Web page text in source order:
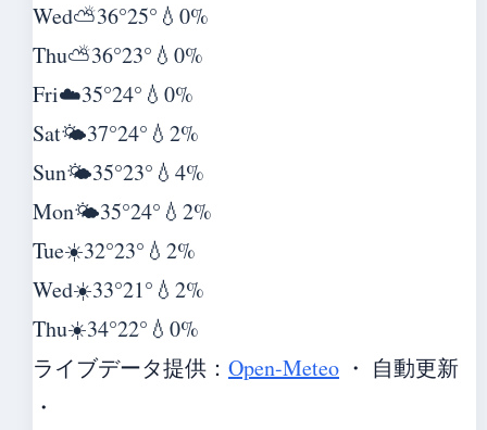
Wed⛅36°25° 💧0%
Thu⛅36°23° 💧0%
Fri☁️35°24° 💧0%
Sat🌤️37°24° 💧2%
Sun🌤️35°23° 💧4%
Mon🌤️35°24° 💧2%
Tue☀️32°23° 💧2%
Wed☀️33°21° 💧2%
Thu☀️34°22° 💧0%
ライブデータ提供： Open-Meteo ・ 自動更新
・